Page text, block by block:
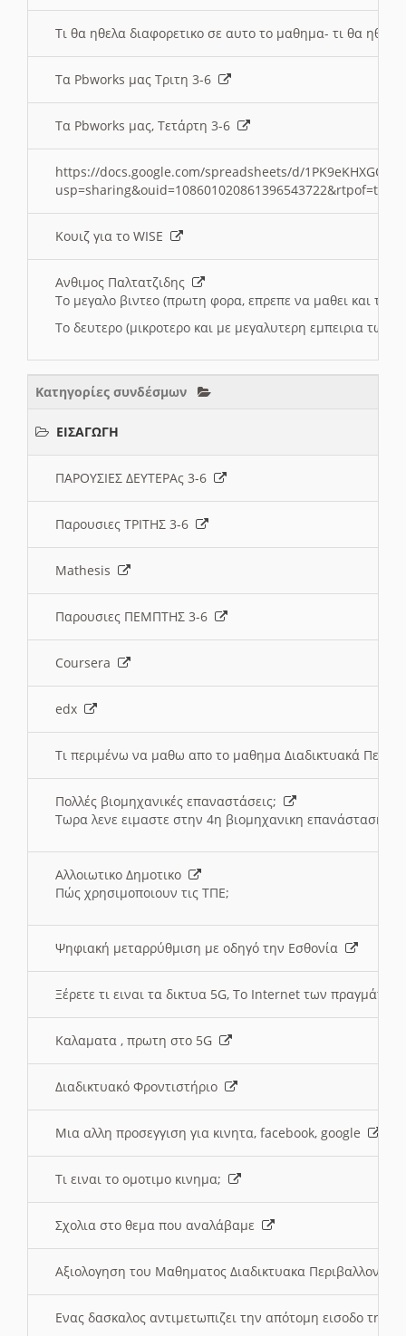
Τι θα ηθελα διαφορετικο σε αυτο το μαθημα- τι θα
Τα Pbworks μας Τριτη 3-6
Τα Pbworks μας, Τετάρτη 3-6
https://docs.google.com/spreadsheets/d/
Κουιζ για το WISE
Ανθιμος Παλτατζιδης
Το μεγαλο βιντεο (πρωτη φορα, επρεπε να μαθει και το
Το δευτερο (μικροτερο και με μεγαλυτερη εμπειρια
Κατηγορίες συνδέσμων
ΕΙΣΑΓΩΓΗ
ΠΑΡΟΥΣΙΕΣ ΔΕΥΤΕΡΑς 3-6
Παρουσιες ΤΡΙΤΗΣ 3-6
Mathesis
Παρουσιες ΠΕΜΠΤΗΣ 3-6
Coursera
edx
Τι περιμένω να μαθω απο το μαθημα Διαδικτυακά
Πολλές βιομηχανικές επαναστάσεις;
Τωρα λενε ειμαστε στην 4η βιομηχανικη επανάσταση
Αλλοιωτικο Δημοτικο
Πώς χρησιμοποιουν τις ΤΠΕ;
Ψηφιακή μεταρρύθμιση με οδηγό την Εσθονία
Ξέρετε τι ειναι τα δικτυα 5G, Το Internet των
Καλαματα , πρωτη στο 5G
Διαδικτυακό Φροντιστήριο
Μια αλλη προσεγγιση για κινητα, facebook, google
Τι ειναι το ομοτιμο κινημα;
Σχολια στο θεμα που αναλάβαμε
Αξιολογηση του Μαθηματος Διαδικτυακα
Ενας δασκαλος αντιμετωπιζει την απότομη εισοδο της